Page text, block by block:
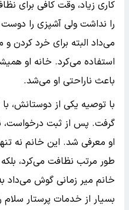
کاری زیاد، وقت کافی برای
را نداشت ولی آشپزی را
می‌داد البته برای خرد کردن
استفاده می‌کرد. خانه او
باعث ناراحتی او می‌شد.
با توصیه یکی از دوستانش،
گرفت. پس از ثبت درخواست،
او معرفی شد. این خانم نه
طور مرتب نظافت می‌کرد،
خانم میر زمانی گوش می‌داد
بسیار از خدمات پرستار